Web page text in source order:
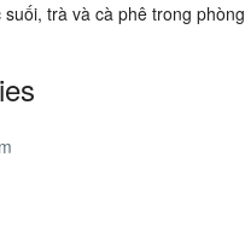
trà và cà phê trong phòng